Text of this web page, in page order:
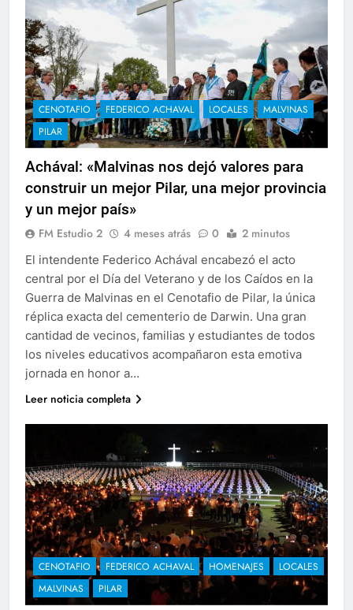
CENOTAFIO FEDERICO ACHAVAL LOCALES
MALVINAS
PILAR
Achával: «Malvinas nos dejó valores para
construir un mejor Pilar, una mejor provincia
y un mejor país»
FM Estudio 2 4 meses atrás 0 2 minutos
El intendente Federico Achával encabezó el acto
central por el Día del Veterano y de los Caídos en la
Guerra de Malvinas en el Cenotafio de Pilar, la única
réplica exacta del cementerio de Darwin. Una gran
cantidad de vecinos, familias y estudiantes de todos
los niveles educativos acompañaron esta emotiva
jornada en honor a…
Leer noticia completa
CENOTAFIO FEDERICO ACHAVAL HOMENAJES
LOCALES
MALVINAS
PILAR